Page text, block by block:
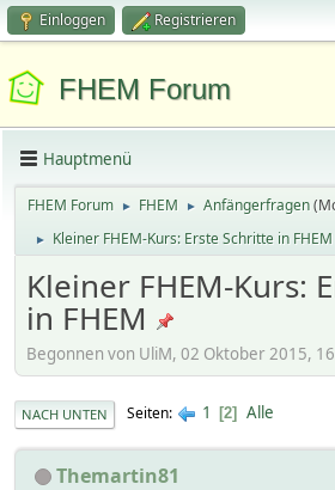
Einloggen Registrieren
FHEM Forum
Hauptmenü
FHEM Forum ► FHEM ► Anfängerfragen
► Kleiner FHEM-Kurs: Erste Schritte in FHEM
Kleiner FHEM-Kurs:
in FHEM
Begonnen von UliM, 02 Oktober 2015,
NACH UNTEN Seiten 1 2 Alle
Themartin81